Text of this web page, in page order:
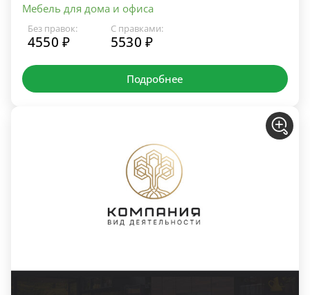
Мебель для дома и офиса
Без правок:
4550 ₽
С правками:
5530 ₽
Подробнее